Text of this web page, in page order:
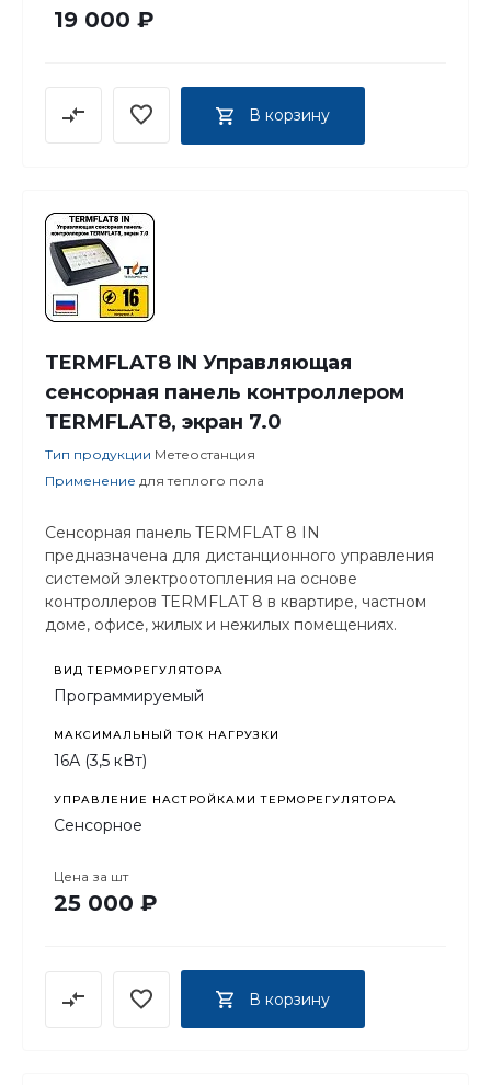
19 000 ₽
В корзину
TERMFLAT8 IN Управляющая
сенсорная панель контроллером
TERMFLAT8, экран 7.0
Тип продукции Метеостанция
Применение для теплого пола
Сенсорная панель TERMFLAT 8 IN
предназначена для дистанционного управления
системой электроотопления на основе
контроллеров TERMFLAT 8 в квартире, частном
доме, офисе, жилых и нежилых помещениях.
ВИД ТЕРМОРЕГУЛЯТОРА
Программируемый
МАКСИМАЛЬНЫЙ ТОК НАГРУЗКИ
16А (3,5 кВт)
УПРАВЛЕНИЕ НАСТРОЙКАМИ ТЕРМОРЕГУЛЯТОРА
Сенсорное
Цена за шт
25 000 ₽
В корзину